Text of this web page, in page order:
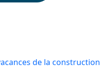
de la construction